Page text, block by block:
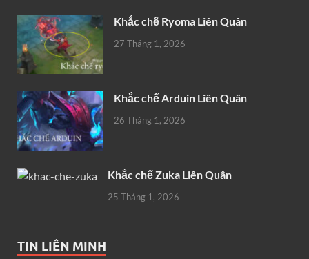
Khắc chế Ryoma Liên Quân
27 Tháng 1, 2026
Khắc chế Arduin Liên Quân
26 Tháng 1, 2026
Khắc chế Zuka Liên Quân
25 Tháng 1, 2026
TIN LIÊN MINH